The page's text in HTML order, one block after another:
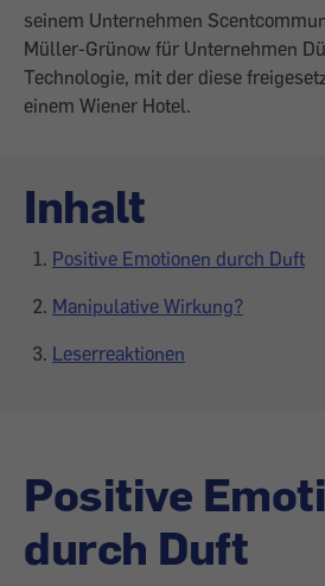
seinem Unternehmen
Müller-Grünow für Unternehmen
Technologie, mit der diese
einem Wiener Hotel.
Inhalt
Positive Emotionen durch Duft
Manipulative Wirkung?
Leserreaktionen
Positive
durch Duft